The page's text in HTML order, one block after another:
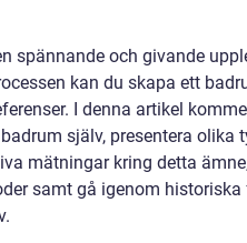
spännande och givande
kan du skapa ett
I denna artikel
själv, presentera olika
mätningar kring detta
samt gå igenom historiska